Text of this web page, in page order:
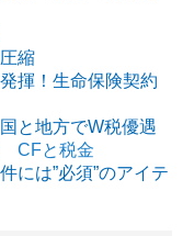
縮
揮！生命保険契約
と地方でW税優遇
CFと税金
は”必須”のアイテ